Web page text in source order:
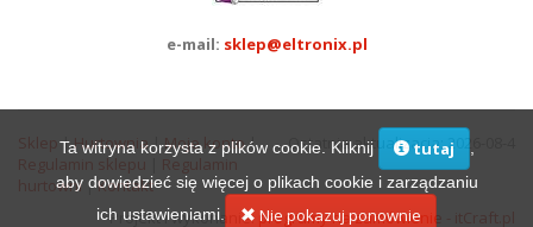
e-mail: sklep@eltronix.pl
Ostatnia aktualizacja: 2026-08-4
Sklep |Hurtownia|Moje konto|
Regulamin sklepu
Regulamin
hurtowni|Kontakt
Projekt i wykonanie: programy na zamówienie - itCraft.pl
Ta witryna korzysta z plików cookie. Kliknij tutaj
aby dowiedzieć się więcej o plikach cookie i zarządzaniu
ich ustawieniami.
Nie pokazuj ponownie